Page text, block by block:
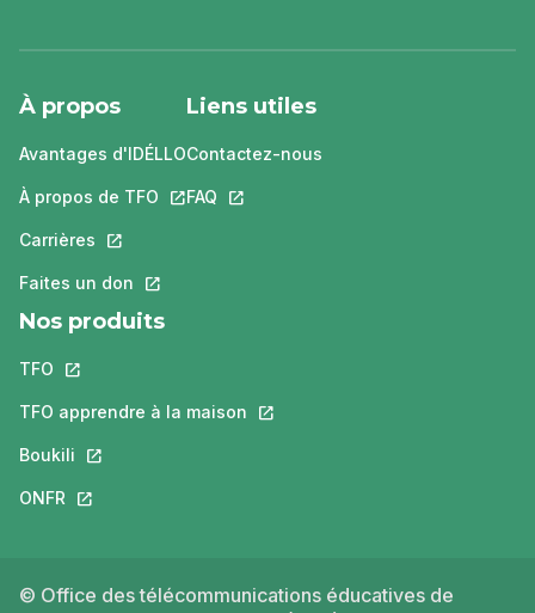
À propos
Avantages d'IDÉLLO
À propos de TFO Ce lien s'ouvrira dans un nouvel onglet.
Carrières Ce lien s'ouvrira dans un nouvel onglet.
Faites un don Ce lien s'ouvrira dans un nouvel onglet.
Liens utiles
Contactez-nous
FAQ Ce lien s'ouvrira dans un nouvel
Nos produits
TFO Ce lien s'ouvrira dans un nouvel onglet.
TFO apprendre à la maison Ce lien s'ouvrira dans un nouvel
Boukili Ce lien s'ouvrira dans un nouvel onglet.
ONFR Ce lien s'ouvrira dans un nouvel onglet.
© Office des télécommunications éducatives de